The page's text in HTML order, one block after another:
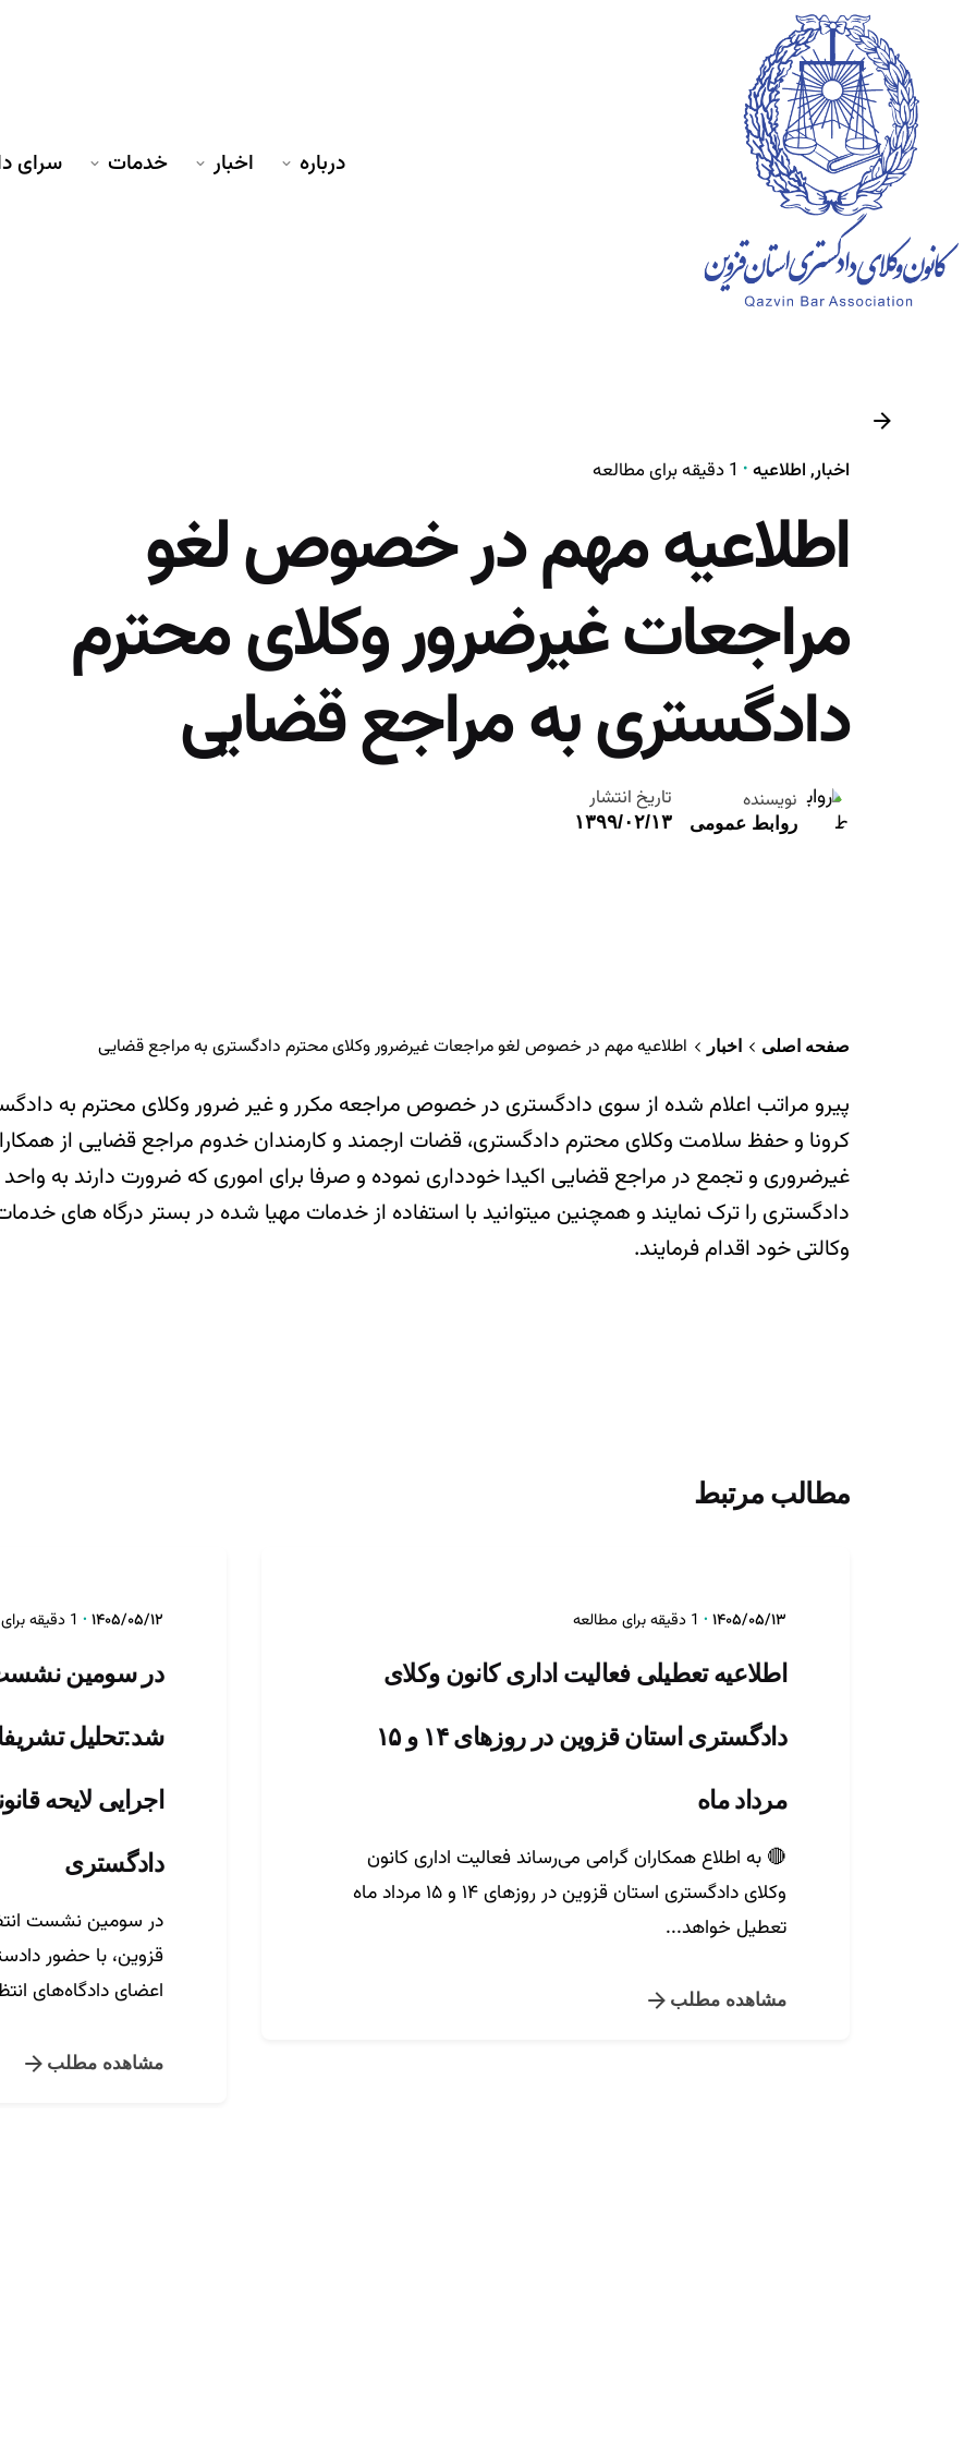
content
درباره اخبار خدمات سرای
اخبار اطلاعیه 1 دقیقه برای مطالعه
اطلاعیه مهم در خصوص لغو
مراجعات غیرضرور وکلای محترم
دادگستری به مراجع قضایی
نویسنده
روابط عمومی
تاریخ انتشار
۱۳۹۹/۰۲/۱۳
صفحه اصلی اخبار اطلاعیه مهم در خصوص لغو مراجعات غیرضرور وکلای محترم دادگستری به مراجع قضایی
پیرو مراتب اعلام شده از سوی دادگستری در خصوص مراجعه مکرر و غیر ضرور وکلای محترم به
کرونا و حفظ سلامت وکلای محترم دادگستری، قضات ارجمند و کارمندان خدوم مراجع قضایی از
غیرضروری و تجمع در مراجع قضایی اکیدا خودداری نموده و صرفا برای اموری که ضرورت دارند به واحد
دادگستری را ترک نمایند و همچنین میتوانید با استفاده از خدمات مهیا شده در بستر درگاه های
وکالتی خود اقدام فرمایند.
مطالب مرتبطتنظیم توسط
۱۴۰۵/۰۵/۱۳ 1 دقیقه برای مطالعه
اطلاعیه تعطیلی فعالیت اداری کانون وکلای
دادگستری استان قزوین در روزهای ۱۴ و ۱۵
مرداد ماه
🔴 به اطلاع همکاران گرامی می‌رساند فعالیت اداری کانون
وکلای دادگستری استان قزوین در روزهای ۱۴ و ۱۵ مرداد ماه
تعطیل خواهد...
مشاهده مطلب
۱۴۰۵/۰۵/۱۲ 1 دقیقه برای مطالعه
در سومین
اجرایی لایحه
دادگستری
در سومین نشست
قزوین، با حضور
اعضای دادگاه‌های
مشاهده مطلب
تمامی حقوق برای کانون وکلای دادگستری استان قزوین محفوظ است طراحی و توسعه توسط شرکت